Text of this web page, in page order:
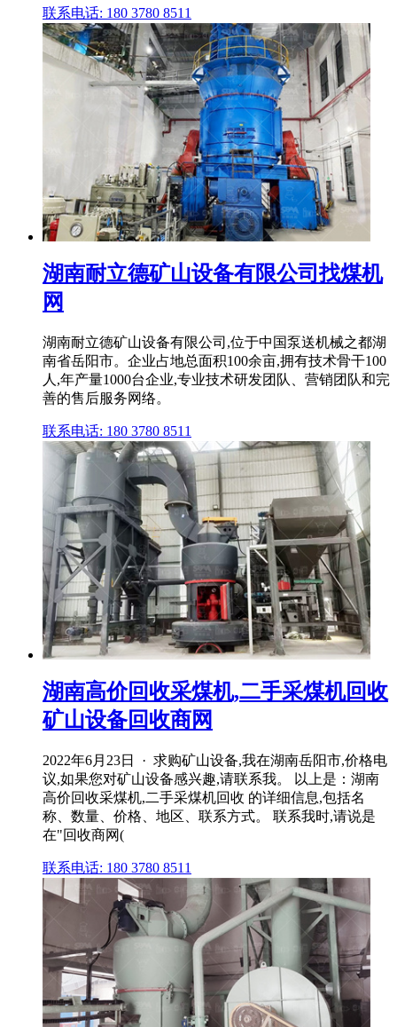
联系电话: 180 3780 8511
湖南耐立德矿山设备有限公司找煤机
网
湖南耐立德矿山设备有限公司,位于中国泵送机械之都湖
南省岳阳市。企业占地总面积100余亩,拥有技术骨干100
人,年产量1000台企业,专业技术研发团队、营销团队和完
善的售后服务网络。
联系电话: 180 3780 8511
湖南高价回收采煤机,二手采煤机回收
矿山设备回收商网
2022年6月23日 · 求购矿山设备,我在湖南岳阳市,价格电
议,如果您对矿山设备感兴趣,请联系我。 以上是：湖南
高价回收采煤机,二手采煤机回收 的详细信息,包括名
称、数量、价格、地区、联系方式。 联系我时,请说是
在"回收商网(
联系电话: 180 3780 8511